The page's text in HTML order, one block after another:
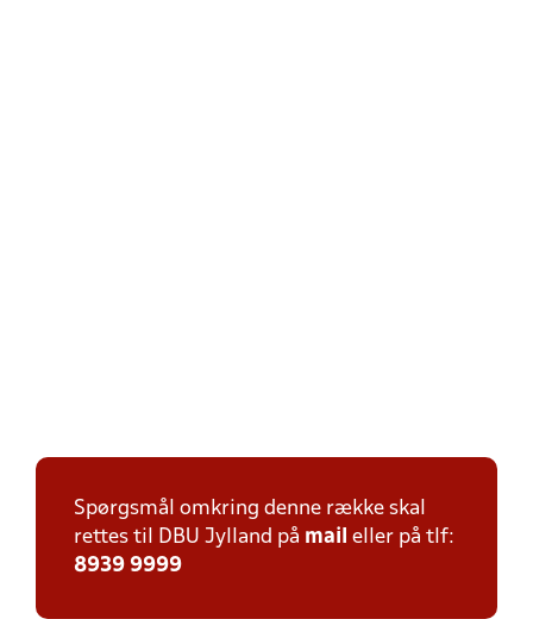
Spørgsmål omkring denne række skal
rettes til DBU Jylland på mail eller på tlf:
8939 9999